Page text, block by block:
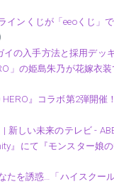
インくじが「eeoくじ」
イの入手方法と採用デッ
」の姫島朱乃が花嫁衣
HERO』コラボ第2弾開
新しい未来のテレビ -
』にて『モンスター娘
たを誘惑…「ハイスクー